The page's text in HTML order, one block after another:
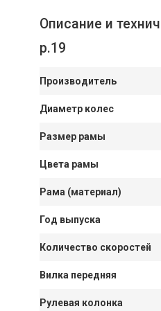
Описание и
р.19
Производитель
Диаметр колес
Размер рамы
Цвета рамы
Рама (материал)
Год выпуска
Количество скоростей
Вилка передняя
Рулевая колонка